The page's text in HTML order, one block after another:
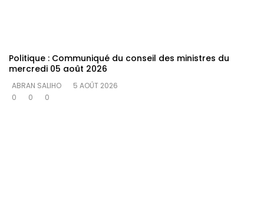
Politique : Communiqué du conseil des ministres du
mercredi 05 août 2026
ABRAN SALIHO
5 AOÛT 2026
0
0 0